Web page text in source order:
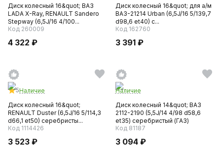
Диск колесный 16&quot; ВАЗ
LADA X-Ray, RENAULT Sandero
Stepway (6,5J/16 4/100...
Код 260009
4 322 ₽
Диск колесный 16&quot; для а/м
ВАЗ-21214 Urban (6,5J/16 5/139,7
d98,6 et40) с...
Код 162760
3 391 ₽
5Наличие
Диск колесный 16&quot;
RENAULT Duster (6,5J/16 5/114,3
d66,1 et50) серебристы...
Код 1114426
3 523 ₽
Наличие
Диск колесный 14&quot; ВАЗ
2112-2190 (5,5J/14 4/98 d58,6
et35) серебристый (ГАЗ)
Код 81187
3 094 ₽